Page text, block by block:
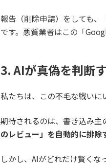
報告（削除申請）をしても
です。悪質業者はこの「
3. AIが真偽を判断
私たちは、この不毛な戦いに
期待されるのは、書き込み主
のレビュー」を自動的に排除
しかし、AIがどれだけ賢くな